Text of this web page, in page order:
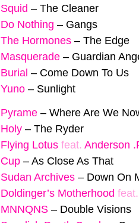
Squid – The Cleaner
Do Nothing – Gangs
The Hormones – The Edge
Masquerade – Guardian
Burial – Come Down To Us
Yuno – Sunlight
Pyrame – Where Are We
Holy – The Ryder
Flying Lotus feat. Anderson
Cup – As Close As That
Sudan Archives – Down On
Doldinger’s Motherhood feat.
MNNQNS – Double Visions